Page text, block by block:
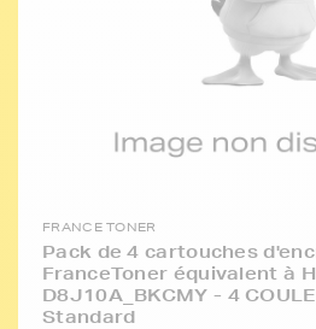
FRANCE TONER
Pack de 4 cartouches
FranceToner équivalent à
D8J10A_BKCMY - 4
Standard